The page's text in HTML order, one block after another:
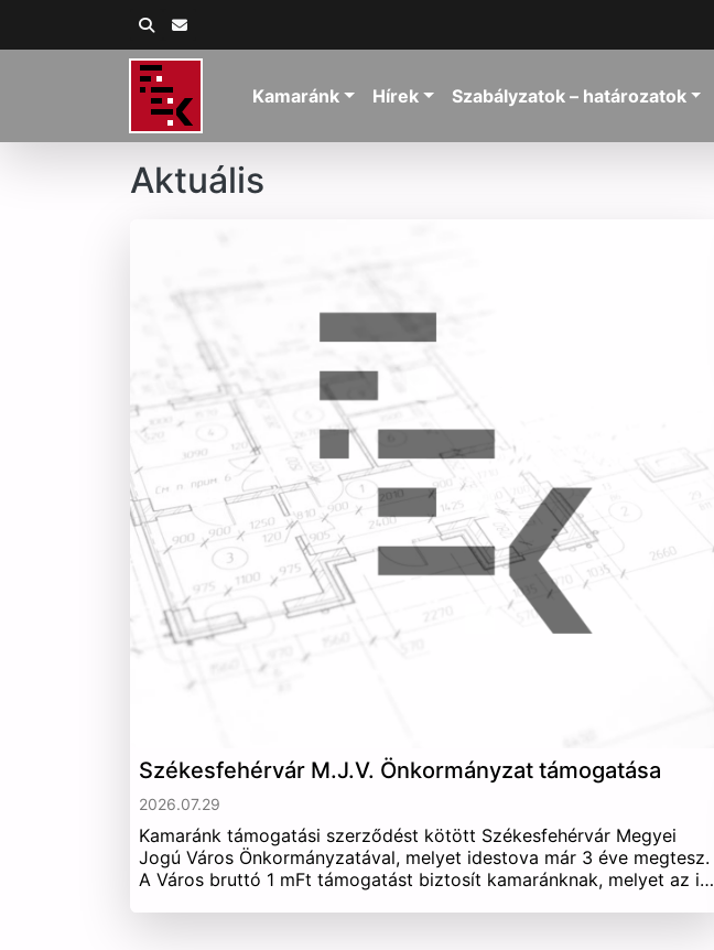
Kamaránk Hírek Szabályzatok – határozatok
Aktuális
Székesfehérvár M.J.V. Önkormányzat támogatása
2026.07.29
Kamaránk támogatási szerződést kötött Székesfehérvár Megyei
Jogú Város Önkormányzatával, melyet idestova már 3 éve megtesz.
A Város bruttó 1 mFt támogatást biztosít kamaránknak, melyet az i…